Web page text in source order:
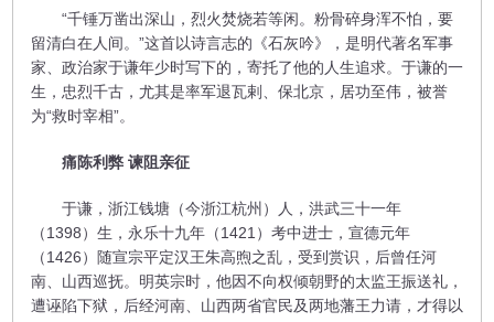
“千锤万凿出深山，烈火焚烧若等闲。粉骨碎身浑不怕，要
留清白在人间。”这首以诗言志的《石灰吟》，是明代著名军事
家、政治家于谦年少时写下的，寄托了他的人生追求。于谦的一
生，忠烈千古，尤其是率军退瓦剌、保北京，居功至伟，被誉
为“救时宰相”。
痛陈利弊 谏阻亲征
于谦，浙江钱塘（今浙江杭州）人，洪武三十一年
（1398）生，永乐十九年（1421）考中进士，宣德元年
（1426）随宣宗平定汉王朱高煦之乱，受到赏识，后曾任河
南、山西巡抚。明英宗时，他因不向权倾朝野的太监王振送礼，
遭诬陷下狱，后经河南、山西两省官民及两地藩王力请，才得以